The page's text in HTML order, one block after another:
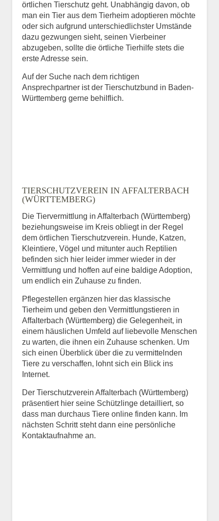
örtlichen Tierschutz geht. Unabhängig davon, ob
man ein Tier aus dem Tierheim adoptieren möchte
oder sich aufgrund unterschiedlichster Umstände
dazu gezwungen sieht, seinen Vierbeiner
abzugeben, sollte die örtliche Tierhilfe stets die
erste Adresse sein.
Auf der Suche nach dem richtigen
Ansprechpartner ist der Tierschutzbund in Baden-
Württemberg gerne behilflich.
TIERSCHUTZVEREIN IN AFFALTERBACH
(WÜRTTEMBERG)
Die Tiervermittlung in Affalterbach (Württemberg)
beziehungsweise im Kreis obliegt in der Regel
dem örtlichen Tierschutzverein. Hunde, Katzen,
Kleintiere, Vögel und mitunter auch Reptilien
befinden sich hier leider immer wieder in der
Vermittlung und hoffen auf eine baldige Adoption,
um endlich ein Zuhause zu finden.
Pflegestellen ergänzen hier das klassische
Tierheim und geben den Vermittlungstieren in
Affalterbach (Württemberg) die Gelegenheit, in
einem häuslichen Umfeld auf liebevolle Menschen
zu warten, die ihnen ein Zuhause schenken. Um
sich einen Überblick über die zu vermittelnden
Tiere zu verschaffen, lohnt sich ein Blick ins
Internet.
Der Tierschutzverein Affalterbach (Württemberg)
präsentiert hier seine Schützlinge detailliert, so
dass man durchaus Tiere online finden kann. Im
nächsten Schritt steht dann eine persönliche
Kontaktaufnahme an.